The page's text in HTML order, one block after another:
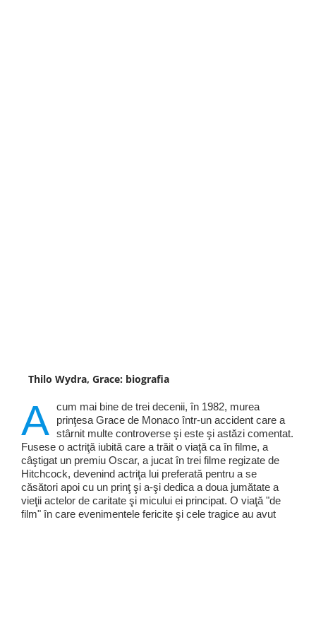
Thilo Wydra, Grace: biografia
A cum mai bine de trei decenii, în 1982, murea
prinţesa Grace de Monaco într-un accident care a
stârnit multe controverse şi este şi astăzi comentat.
Fusese o actriţă iubită care a trăit o viaţă ca în filme, a
câştigat un premiu Oscar, a jucat în trei filme regizate de
Hitchcock, devenind actriţa lui preferată pentru a se
căsători apoi cu un prinţ şi a-şi dedica a doua jumătate a
vieţii actelor de caritate şi micului ei principat. O viaţă "de
film" în care evenimentele fericite şi cele tragice au avut